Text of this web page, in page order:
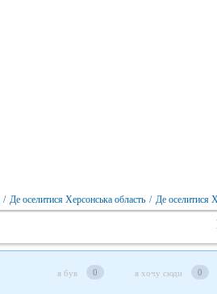
/ Де оселитися Херсонська область / Де оселитися
я був 0 я хочу сюди 0